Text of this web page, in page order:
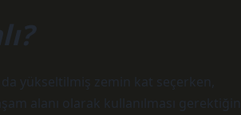
yükseltilmiş zemin kat seçerken,
alanı olarak kullanılması